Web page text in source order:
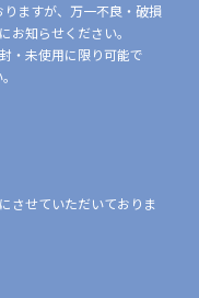
ますが、万一不良・破損
お知らせください。
・未使用に限り可能で
させていただいておりま